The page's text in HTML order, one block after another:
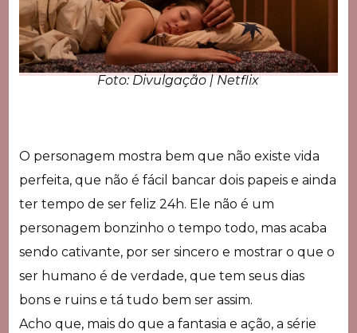
Foto: Divulgação | Netflix
O personagem mostra bem que não existe vida
perfeita, que não é fácil bancar dois papeis e ainda
ter tempo de ser feliz 24h. Ele não é um
personagem bonzinho o tempo todo, mas acaba
sendo cativante, por ser sincero e mostrar o que o
ser humano é de verdade, que tem seus dias
bons e ruins e tá tudo bem ser assim.
Acho que, mais do que a fantasia e ação, a série